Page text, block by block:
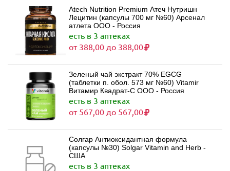
Atech Nutrition Premium Атеч Нутришн
Лецитин (капсулы 700 мг №60) Арсенал
атлета ООО - Россия
есть в 3 аптеках
от 388,00 до 388,00
Зеленый чай экстракт 70% EGCG
(таблетки п. обол. 573 мг №60) Vitamir
Витамир Квадрат-С ООО - Россия
есть в 3 аптеках
от 567,00 до 567,00
Солгар Антиоксидантная формула
(капсулы №30) Solgar Vitamin and Herb -
США
есть в 3 аптеках